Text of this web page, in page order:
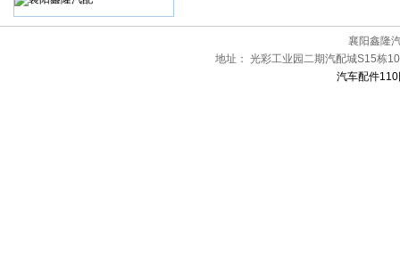
襄阳鑫隆
地址： 光彩工业园二期汽配城S15栋
汽车配件